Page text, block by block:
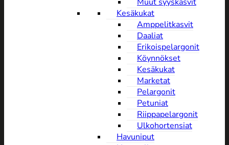
Kesäkukat
Amppelitkasvit
Daaliat
Erikoispelargonit
Köynnökset
Kesäkukat
Marketat
Pelargonit
Petuniat
Riippapelargonit
Ulkohortensiat
Havuniput